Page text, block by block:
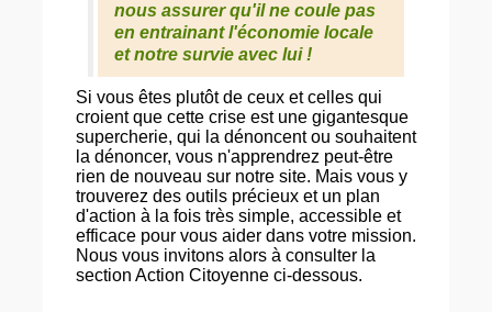
nous assurer qu'il ne coule pas
en entrainant l'économie locale
et notre survie avec lui !
Si vous êtes plutôt de ceux et celles qui
croient que cette crise est une gigantesque
supercherie, qui la dénoncent ou souhaitent
la dénoncer, vous n'apprendrez peut-être
rien de nouveau sur notre site. Mais vous y
trouverez des outils précieux et un plan
d'action à la fois très simple, accessible et
efficace pour vous aider dans votre mission.
Nous vous invitons alors à consulter la
section Action Citoyenne ci-dessous.